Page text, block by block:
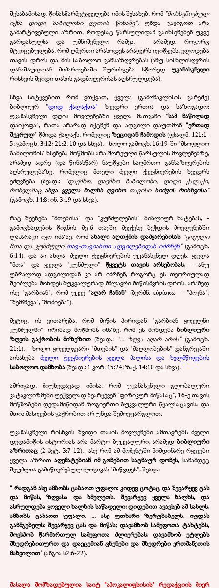
შესაბამისად, წინასწარმეტყველება იმის შესახებ, რომ "მოხსენიებულ
იქნა დიდი ბაბილონი ღვთის წინაშე",უნდა გავიგოთ არა
გამარტივებული აზრით, როდესაც წარსულიდან გაიხსენებენ უკვე
გარდასულსა და უმნიშვნელო რამეს, - არამედ, როგორც
მტკიცებულება, რომ ღმერთი არასოდეს არაფერს ივიწყებს, ელოდება
თავის დროს და მის საბოლოო განსაზღვრებას (ანუ სისხლისღვრის
დანაშაულთან მიმართებაში შურისგება სწორედ უკანასკნელი
რისხვის შვიდი თასის გადმოღვრისას აღსრულდება).
სხვა სიტყვებით რომ ვთქვათ, ყველა (გამონაკლისის გარეშე)
ბიბლიურ "დიდ ქალაქთა" ხვედრი ერთია და საზოგადო:
უკანასკნელი დღის მოვლენებში ყველა მათგანი "სამ ნაწილად
დაიყოფა", რათა არარად იქცნენ და ადგილი დაუთმონ "ერთად
შეკრულ" წმიდა ქალაქს, რომელიცზეციდან ჩამოდის(ფსალმ. 121:1-
5; გამოცხ. 3:12; 21:2, 10 და სხვა), - ხოლო გამოცხ. 16:19-ში "მსოფლიო
ბაბილონის" ხსენება მოწმობს არა შორეული წარსულის მოვლენებზე,
არამედ ადრე (და წინასწარ) ნაუწყები საღმრთო განსაზღვრების
აღსრულებაზე, რომელიც მთელი ძველი ქვეყნიერების ხვედრს
ეძღვნება (შეად.: "დაემხო, დაემხო ბაბილონი, დიდი ქალაქი,
რომელმაცასვა ყველა ხალხს ღვინოთავისი სიძვის რისხვისა"
(გამოცხ. 14:8; ინ. 3:19 და სხვა).
რაც შეეხება "მთებისა" და "კუნძულების" ბიბლიურ ხატებას, -
გამოცხადების წიგნის მე-6 თავში მეექვსე ბეჭდის მოვლენებში
ლაპარაკი იყო იმაზე, რომ ახალი აღთქმის დამყარებისას "ყოველი
მთა და კუნძული თავ-თავიანთი ადგილებიდან იძრნენ" (გამოცხ.
6:14). და აი ახლა, ძველი ქვეყნიერების უკანასკნელ დღეს, ყველა
"მთა" და ყველა "კუნძული" წყვეტს თავის არსებობას,- ანუ
უბრალოდ ადგილიდან კი არ იძრნენ, როგორც ეს თეორიულად
შეიძლება მოხდეს ბუკვალურად მძლავრი მიწისძვრის დროს, არამედ
ისე "გარბიან", რომ უკვე "აღარ ჩანან" (ბერძნ. εὑρίσκω – "პოვნა",
"შემჩნევა", "მოძიება").
მეტიც, ის ვითარება, რომ მიწის პირიდან "გარბიან ყოველნი
კუნძულნი", ირიბად მოწმობს იმაზე, რომ ეს მოხდება ბიბლიური
ზღვის გაქრობის მიზეზით (შეად.: "... ზღვა აღარ არის" (გამოცხ.
21:1), - ხოლო ყოველგვარი "მთების" და "მაღლობების" დანგრევაში
აისახება ძველი ქვეყნიერების ყველა ძალისა და ხელმწიფების
საბოლოო დამხობა(შეად.: 1 კორ. 15:24; ზაქ. 14:10 და სხვა).
ამრიგად, მიუხედავად იმისა, რომ უკანასკნელი გლობალური
კატაკლიზმები უეჭველად შეარყევენ "ფიზიკურ მიწასაც", 16-ე თავის
მოწმობები დედამიწიდან ზოგიერთი ბუკვალური წყალსაცავისა და
მთის მასივების გაქრობით არ უნდა შემოვფარგლოთ.
უკანასკნელი რისხვის შვიდი თასის მოვლენები ამთავრებს ძველი
დედამიწის ისტორიას არა მარტო ბუკვალური, არამედ ბიბლიური
აზრითაც (2 პეტ. 3:7-12),- ასე რომ ამ მომენტში მიმდინარე რყევები
ყველა აზრით აღემატებიან იმ გონებით საცნაურ დონეს, სანამდეც
შეუძლია გამიწიერებულ ლოგიკას "მიწვდეს", შეად.:
" რადგან ასე ამბობს ცაბაოთ უფალი: კიდევ ცოტაც და შევარყევ ცას
და მიწას, ზღვასა და ხმელეთს. შევარყევ ყველა ხალხს, და
ასრულდება ყოველი ხალხის საწადელი: დიდებით ავავსებ ამ სახლს,
ამბობს ცაბაოთ უფალი. ... ასე უთხარი ზერუბაბელს, იუდას
განმგებელს: შევარყევ ცას და მიწას; დავამხობ სამეფოთა ტახტებს,
მოვსპობ წარმართულ სამეფოთა ძლიერებას, დავამხობ ეტლებს
მხედრებითურთ და დაეცემიან ცხენები და მხედრები ერთმანეთის
მახვილით" (ანგია ს2:6-22).
მასალა მომზადებულია საიტ "აპოკალიფსისის" რედაქციის მიერ